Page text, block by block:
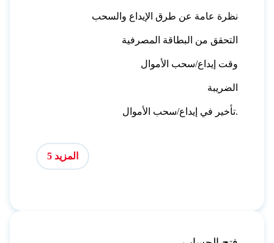
نظرة عامة عن طرق الإيداع والسحب
التحقق من البطاقة المصرفية
وقت إيداع/سحب الأموال
الضريبة
تأخير في إيداع/سحب الأموال.
المزيد 5